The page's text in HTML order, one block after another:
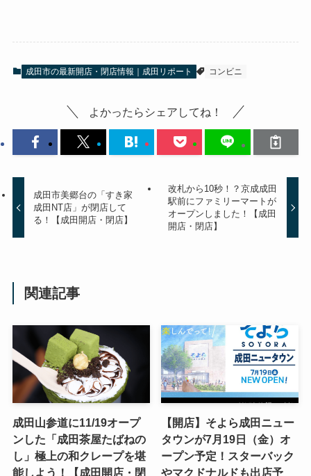
成田市の最新開店・閉店情報｜成田リポート コンビニ
よかったらシェアしてね！
成田市美郷台の「すき家
成田NT店」が閉店して
る！【成田開店・閉店】
改札から10秒！？京成成田
駅前にファミリーマートが
オープンしました！【成田
開店・閉店】
関連記事
成田山参道に11/19オープ
ンした「成田茶屋たばねの
し」極上の和クレープを堪
能しよう！【成田開店・閉
【開店】そよら成田ニュー
タウンが7月19日（金）オ
ープン予定！スターバック
やマクドナルドも出店予